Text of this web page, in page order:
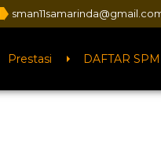
Prestasi DAFTAR